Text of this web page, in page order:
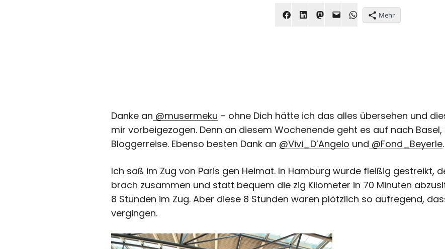
Mehr
Danke an @musermeku – ohne Dich hätte ich das alles übersehen und
mir vorbeigezogen. Denn an diesem Wochenende geht es auf nach
Bloggerreise. Ebenso besten Dank an @Vivi_D’Angelo und @Fond_Beyerle.
Ich saß im Zug von Paris gen Heimat. In Hamburg wurde fleißig gestreikt,
brach zusammen und statt bequem die zig Kilometer in 70 Minuten
8 Stunden im Zug. Aber diese 8 Stunden waren plötzlich so aufregend,
vergingen.